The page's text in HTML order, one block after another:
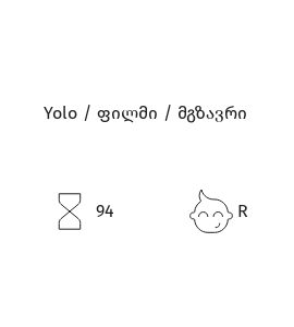
Yolo ფილმი მგზავრი
94 R